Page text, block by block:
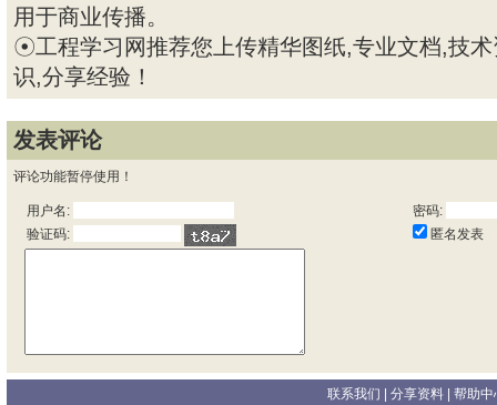
用于商业传播。
☉工程学习网推荐您上传精华图纸,专业文档,技
识,分享经验！
发表评论
评论功能暂停使用！
用户名:
密码:
验证码:
匿名发表
联系我们 | 分享资料 | 帮助中